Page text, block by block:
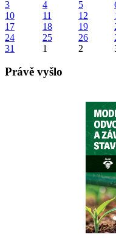
3
4 5
10
11 12
17
18 19
24
25 26
31
1 2
Právě vyšlo